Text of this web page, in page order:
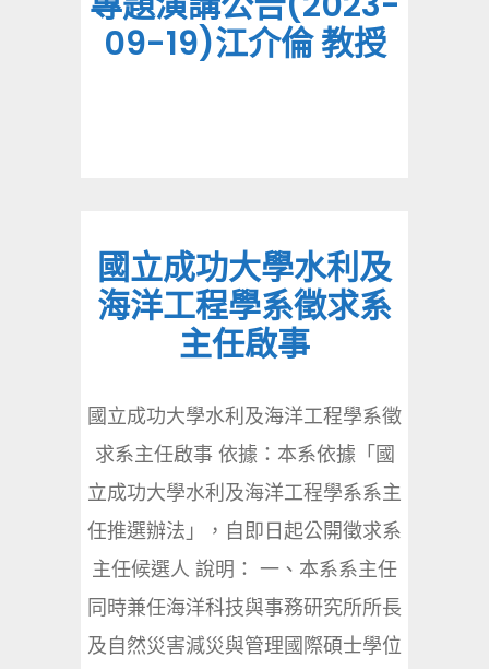
09-19)江介倫 教授
國立成功大學水利及
海洋工程學系徵求系
主任啟事
國立成功大學水利及海洋工程學系徵
求系主任啟事 依據：本系依據「國
立成功大學水利及海洋工程學系系主
任推選辦法」，自即日起公開徵求系
主任候選人 說明： 一、本系系主任
同時兼任海洋科技與事務研究所所長
及自然災害減災與管理國際碩士學位